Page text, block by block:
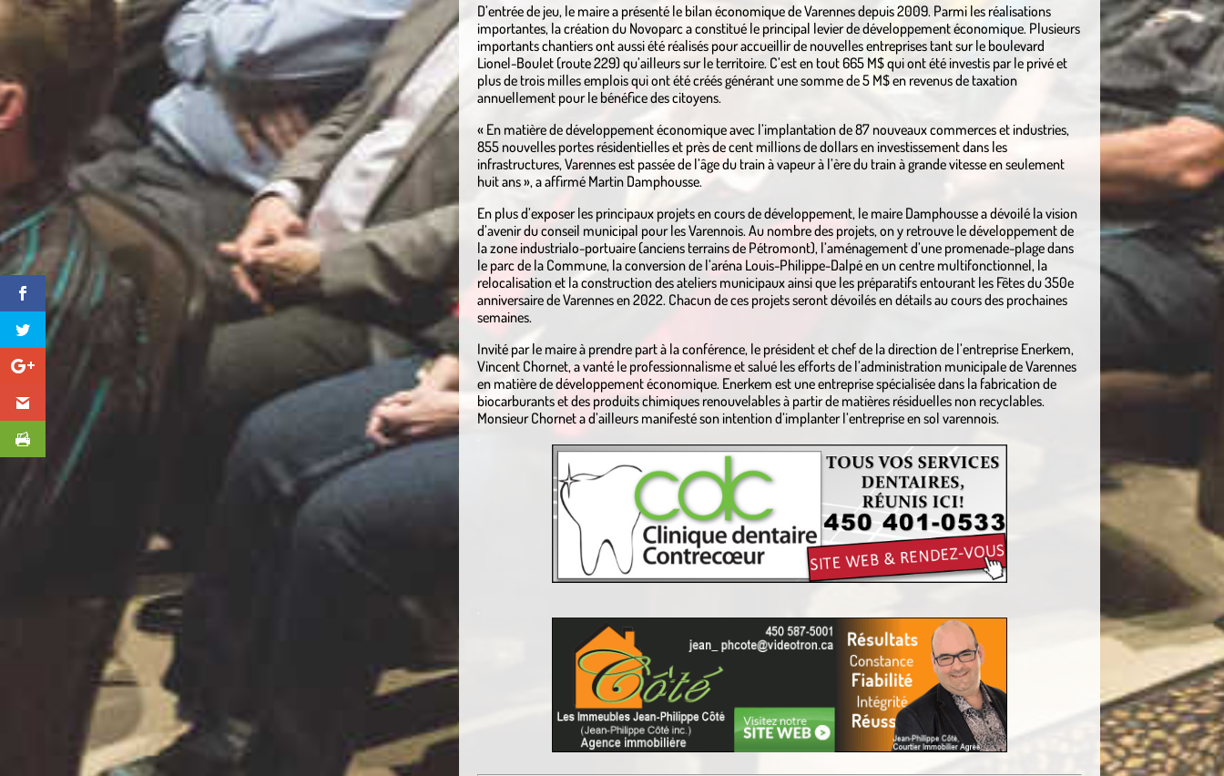
D’entrée de jeu, le maire a présenté le bilan économique de Varennes depuis 2009. Parmi les réalisations
importantes, la création du Novoparc a constitué le principal levier de développement économique. Plusieurs
importants chantiers ont aussi été réalisés pour accueillir de nouvelles entreprises tant sur le boulevard
Lionel-Boulet (route 229) qu’ailleurs sur le territoire. C’est en tout 665 M$ qui ont été investis par le privé et
plus de trois milles emplois qui ont été créés générant une somme de 5 M$ en revenus de taxation
annuellement pour le bénéfice des citoyens.
« En matière de développement économique avec l’implantation de 87 nouveaux commerces et industries,
855 nouvelles portes résidentielles et près de cent millions de dollars en investissement dans les
infrastructures, Varennes est passée de l’âge du train à vapeur à l’ère du train à grande vitesse en seulement
huit ans », a affirmé Martin Damphousse.
En plus d’exposer les principaux projets en cours de développement, le maire Damphousse a dévoilé la vision
d’avenir du conseil municipal pour les Varennois. Au nombre des projets, on y retrouve le développement de
la zone industrialo-portuaire (anciens terrains de Pétromont), l’aménagement d’une promenade-plage dans
le parc de la Commune, la conversion de l’aréna Louis-Philippe-Dalpé en un centre multifonctionnel, la
relocalisation et la construction des ateliers municipaux ainsi que les préparatifs entourant les Fêtes du 350e
anniversaire de Varennes en 2022. Chacun de ces projets seront dévoilés en détails au cours des prochaines
semaines.
Invité par le maire à prendre part à la conférence, le président et chef de la direction de l’entreprise Enerkem,
Vincent Chornet, a vanté le professionnalisme et salué les efforts de l’administration municipale de Varennes
en matière de développement économique. Enerkem est une entreprise spécialisée dans la fabrication de
biocarburants et des produits chimiques renouvelables à partir de matières résiduelles non recyclables.
Monsieur Chornet a d’ailleurs manifesté son intention d’implanter l’entreprise en sol varennois.